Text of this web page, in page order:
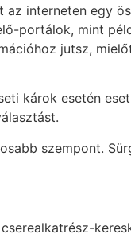
interneten egy
portálok, mint
jutsz,
károk esetén
szempont.